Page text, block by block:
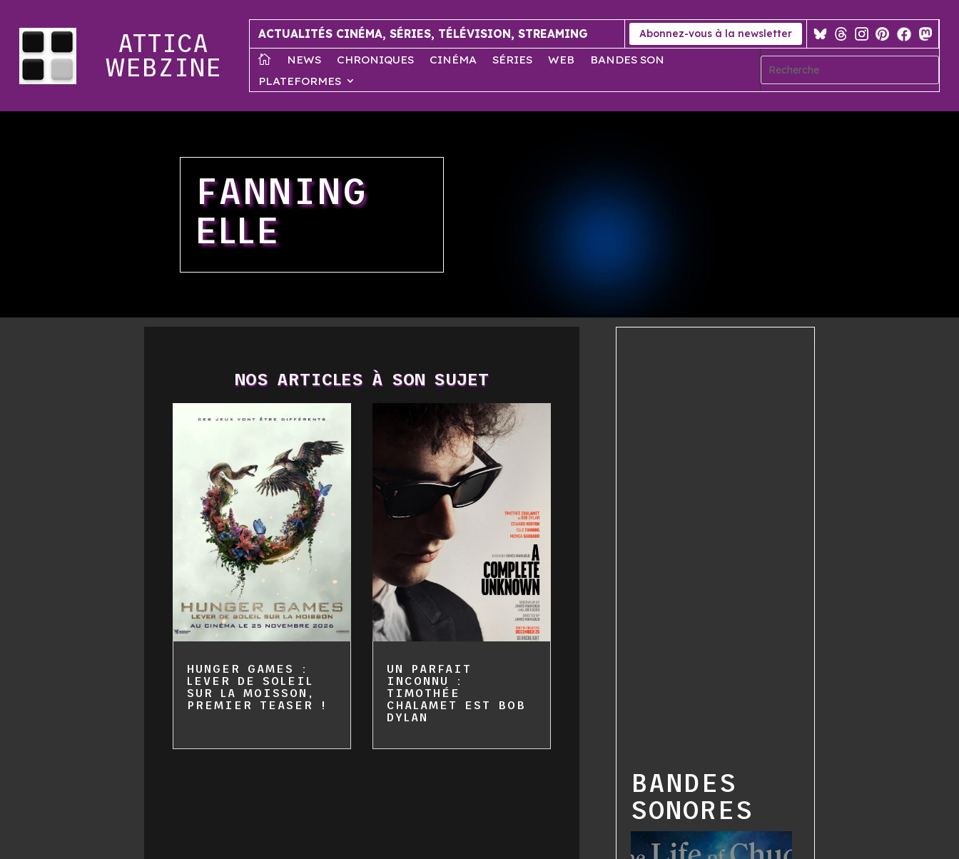
ATTICA
WEBZINE
ACTUALITÉS CINÉMA, SÉRIES, TÉLÉVISION, STREAMING Abonnez-vous à la newsletter
 NEWS CHRONIQUES CINÉMA SÉRIES WEB
BANDES SON
PLATEFORMES
FANNING
ELLE
NOS ARTICLES À SON SUJET
HUNGER GAMES :
LEVER DE SOLEIL
SUR LA MOISSON,
PREMIER TEASER !
UN PARFAIT
INCONNU :
TIMOTHÉE
CHALAMET EST BOB
DYLAN
BANDES
SONORES